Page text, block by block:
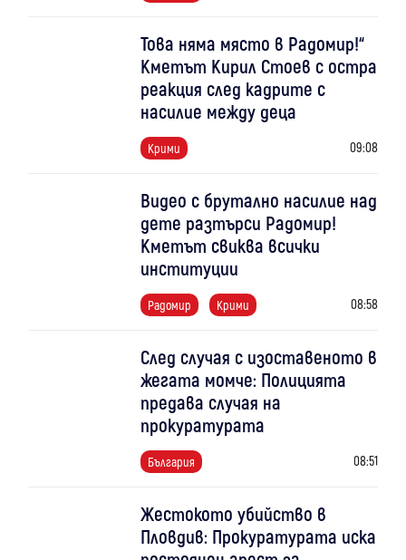
Това няма място в Радомир!“
Кметът Кирил Стоев с остра
реакция след кадрите с
насилие между деца
Крими 09:08
Видео с брутално насилие над
дете разтърси Радомир!
Кметът свиква всички
институции
Радомир Крими 08:58
След случая с изоставеното в
жегата момче: Полицията
предава случая на
прокуратурата
България 08:51
Жестокото убийство в
Пловдив: Прокуратурата иска